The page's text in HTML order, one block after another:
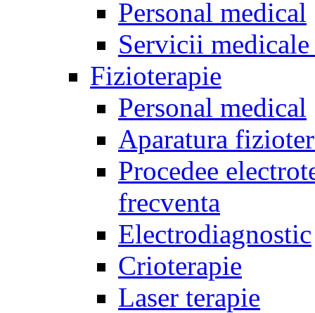
Personal medical
Servicii
Fizioterapie
Personal medical
Aparatura
Procedee
frecventa
Electrodiagnostic
Crioterapie
Laser terapie